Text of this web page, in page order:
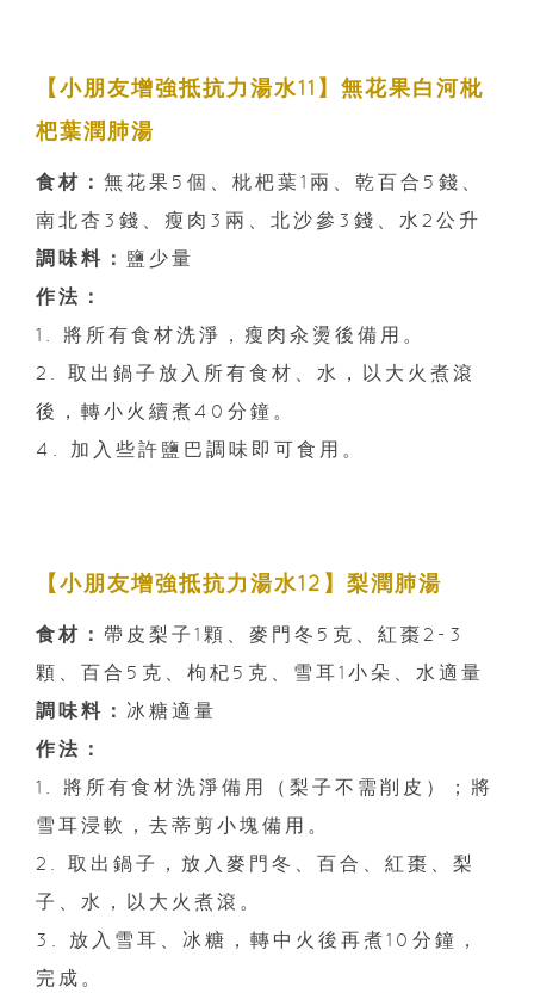
【小朋友增強抵抗力湯水11】無花果白河枇
杷葉潤肺湯
食材： 無花果5個、枇杷葉1兩、乾百合5錢、
南北杏3錢、瘦肉3兩、北沙參3錢、水2公升
調味料： 鹽少量
作法：
1. 將所有食材洗淨，瘦肉汆燙後備用。
2. 取出鍋子放入所有食材、水，以大火煮滾
後，轉小火續煮40分鐘。
4. 加入些許鹽巴調味即可食用。
【小朋友增強抵抗力湯水12】梨潤肺湯
食材： 帶皮梨子1顆、麥門冬5克、紅棗2-3
顆、百合5克、枸杞5克、雪耳1小朵、水適量
調味料： 冰糖適量
作法：
1. 將所有食材洗淨備用（梨子不需削皮）；將
雪耳浸軟，去蒂剪小塊備用。
2. 取出鍋子，放入麥門冬、百合、紅棗、梨
子、水，以大火煮滾。
3. 放入雪耳、冰糖，轉中火後再煮10分鐘，
完成。